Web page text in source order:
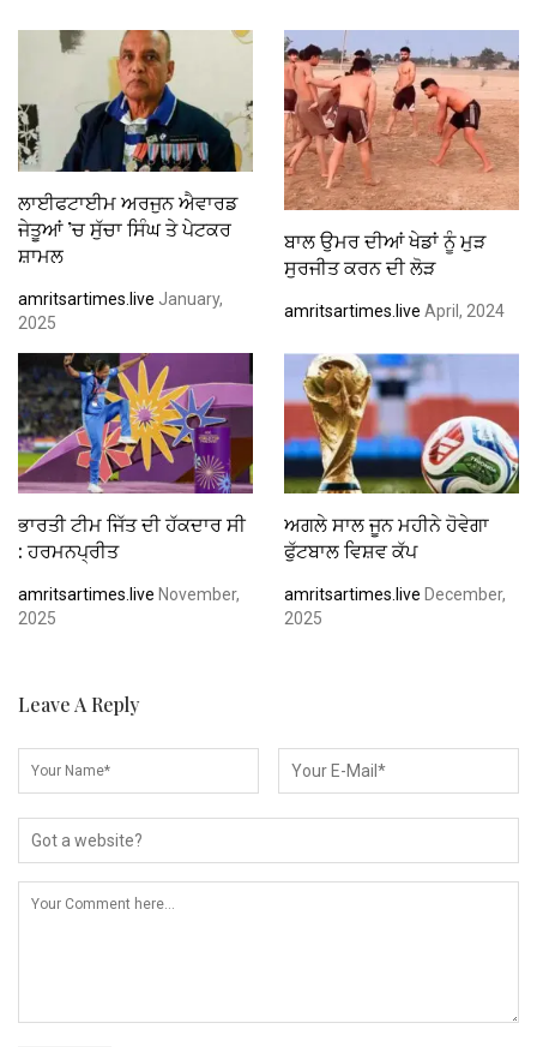
ਲਾਈਫਟਾਈਮ ਅਰਜੁਨ ਐਵਾਰਡ
ਜੇਤੂਆਂ ’ਚ ਸੁੱਚਾ ਸਿੰਘ ਤੇ ਪੇਟਕਰ
ਸ਼ਾਮਲ
amritsartimes.live January,
2025
ਬਾਲ ਉਮਰ ਦੀਆਂ ਖੇਡਾਂ ਨੂੰ ਮੁੜ
ਸੁਰਜੀਤ ਕਰਨ ਦੀ ਲੋੜ
amritsartimes.live April, 2024
ਭਾਰਤੀ ਟੀਮ ਜਿੱਤ ਦੀ ਹੱਕਦਾਰ ਸੀ
: ਹਰਮਨਪ੍ਰੀਤ
amritsartimes.live November,
2025
ਅਗਲੇ ਸਾਲ ਜੂਨ ਮਹੀਨੇ ਹੋਵੇਗਾ
ਫੁੱਟਬਾਲ ਵਿਸ਼ਵ ਕੱਪ
amritsartimes.live December,
2025
Leave A Reply